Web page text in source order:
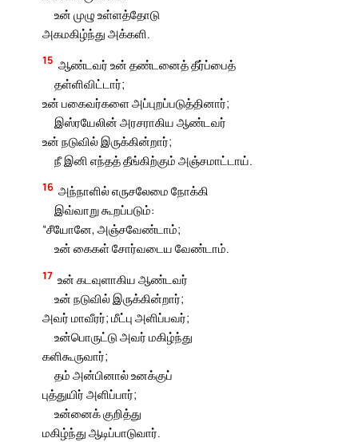
உன் முழு உள்ளத்தோடு
அகமகிழ்ந்து அக்களி.
15 ஆண்டவர் உன் தண்டனைத் தீர்ப்பைத்
தள்ளிவிட்டார்;
உன் பகைவர்களை அப்புறப்படுத்தினார்;
இஸ்ரயேலின் அரசராகிய ஆண்டவர்
உன் நடுவில் இருக்கின்றார்;
நீ இனி எந்தத் தீங்கிற்கும் அஞ்சமாட்டாய்.
16 அந்நாளில் எருசலேமை நோக்கி
இவ்வாறு கூறப்படும்:
“சீயோனே, அஞ்சவேண்டாம்;
உன் கைகள் சோர்வடைய வேண்டாம்.
17 உன் கடவுளாகிய ஆண்டவர்
உன் நடுவில் இருக்கின்றார்;
அவர் மாவீரர்; மீட்பு அளிப்பவர்;
உன்பொருட்டு அவர் மகிழ்ந்து
களிகூருவார்;
தம் அன்பினால் உனக்குப்
புத்துயிர் அளிப்பார்;
உன்னைக் குறித்து
மகிழ்ந்து ஆடிப்பாடுவார்.